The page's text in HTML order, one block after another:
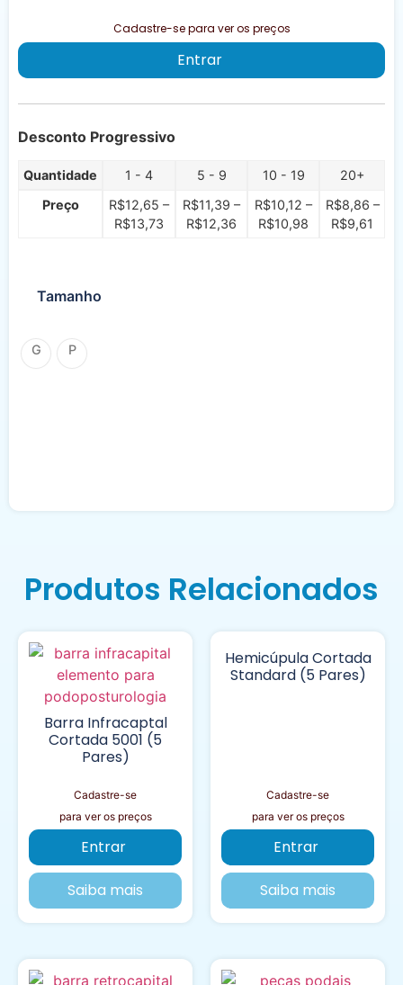
Cadastre-se para ver os preços
Entrar
Desconto Progressivo
Quantidade 1 - 4 5 - 9 10 - 19
20+
Preço
R$12,65 –
R$13,73
R$11,39 –
R$12,36
R$10,12 –
R$10,98
R$8,86 –
R$9,61
Tamanho
G P
Produtos Relacionados
Barra Infracaptal
Cortada 5001 (5
Pares)
Cadastre-se
para ver os preços
Entrar
Saiba mais
Hemicúpula Cortada
Standard (5 Pares)
Cadastre-se
para ver os preços
Entrar
Saiba mais